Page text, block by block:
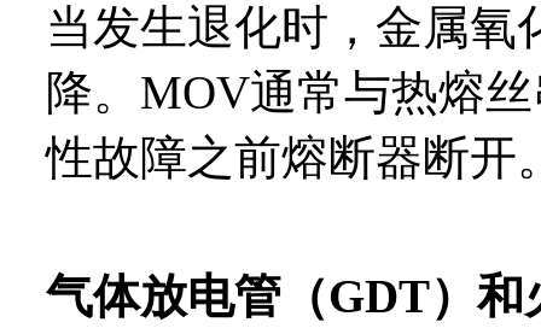
当发生退化时，金属氧
降。MOV通常与热熔
性故障之前熔断器断开
气体放电管（GDT）和